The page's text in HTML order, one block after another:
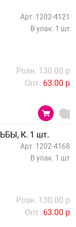
Арт: 1202-4121
В упак: 1 шт
Розн. 130.00 р
Опт. 63.00 р
К. 1 шт.
Арт: 1202-4168
В упак: 1 шт
Розн. 130.00 р
Опт. 63.00 р